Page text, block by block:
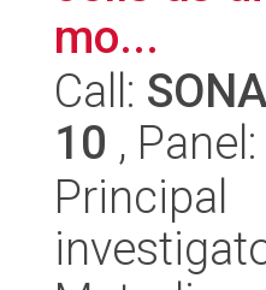
mo...
Call:
10 , Panel:
Principal